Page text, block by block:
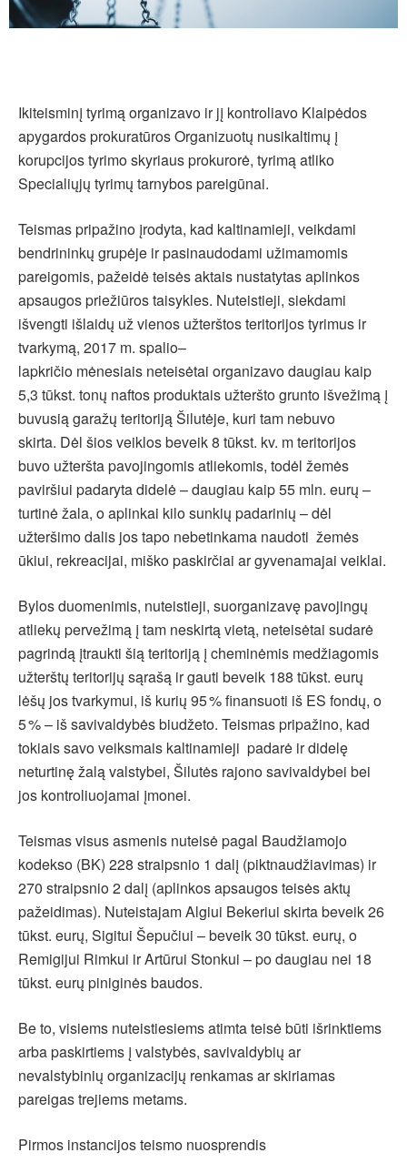
Ikiteisminį tyrimą organizavo ir jį kontroliavo Klaipėdos
apygardos prokuratūros Organizuotų nusikaltimų į
korupcijos tyrimo skyriaus prokurorė, tyrimą atliko
Specialiųjų tyrimų tarnybos pareigūnai.
Teismas pripažino įrodyta, kad kaltinamieji, veikdami
bendrininkų grupėje ir pasinaudodami užimamomis
pareigomis, pažeidė teisės aktais nustatytas aplinkos
apsaugos priežiūros taisykles. Nuteistieji, siekdami
išvengti išlaidų už vienos užterštos teritorijos tyrimus ir
tvarkymą, 2017 m. spalio–
lapkričio mėnesiais neteisėtai organizavo daugiau kaip
5,3 tūkst. tonų naftos produktais užteršto grunto išvežimą į
buvusią garažų teritoriją Šilutėje, kuri tam nebuvo
skirta. Dėl šios veiklos beveik 8 tūkst. kv. m teritorijos
buvo užteršta pavojingomis atliekomis, todėl žemės
paviršiui padaryta didelė – daugiau kaip 55 mln. eurų –
turtinė žala, o aplinkai kilo sunkių padarinių – dėl
užteršimo dalis jos tapo nebetinkama naudoti žemės
ūkiui, rekreacijai, miško paskirčiai ar gyvenamajai veiklai.
Bylos duomenimis, nuteistieji, suorganizavę pavojingų
atliekų pervežimą į tam neskirtą vietą, neteisėtai sudarė
pagrindą įtraukti šią teritoriją į cheminėmis medžiagomis
užterštų teritorijų sąrašą ir gauti beveik 188 tūkst. eurų
lėšų jos tvarkymui, iš kurių 95 % finansuoti iš ES fondų, o
5 % – iš savivaldybės biudžeto. Teismas pripažino, kad
tokiais savo veiksmais kaltinamieji padarė ir didelę
neturtinę žalą valstybei, Šilutės rajono savivaldybei bei
jos kontroliuojamai įmonei.
Teismas visus asmenis nuteisė pagal Baudžiamojo
kodekso (BK) 228 straipsnio 1 dalį (piktnaudžiavimas) ir
270 straipsnio 2 dalį (aplinkos apsaugos teisės aktų
pažeidimas). Nuteistajam Algiui Bekeriui skirta beveik 26
tūkst. eurų, Sigitui Šepučiui – beveik 30 tūkst. eurų, o
Remigijui Rimkui ir Artūrui Stonkui – po daugiau nei 18
tūkst. eurų piniginės baudos.
Be to, visiems nuteistiesiems atimta teisė būti išrinktiems
arba paskirtiems į valstybės, savivaldybių ar
nevalstybinių organizacijų renkamas ar skiriamas
pareigas trejiems metams.
Pirmos instancijos teismo nuosprendis